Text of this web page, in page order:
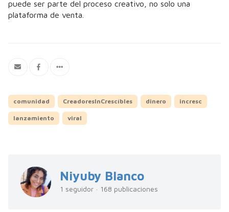
puede ser parte del proceso creativo, no solo una
plataforma de venta.
comunidad CreadoresInCrescíbles dinero incresc
lanzamiento viral
Niyuby Blanco
1 seguidor · 168 publicaciones